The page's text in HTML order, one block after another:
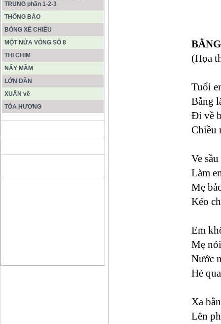
TRUNG phần 1-2-3
THÔNG BÁO
BÓNG XẾ CHIỀU
MỘT NỬA VÒNG SỐ 8
THI CHIM
NẨY MẦM
LỚN DẦN
XUÂN về
TỎA HƯƠNG
(Họa
Tuổi
Bằng
Đi về
Chiều
Ve
Làm
Mẹ
Kéo
Em
Mẹ
Nước
Hè
Xa
Lên